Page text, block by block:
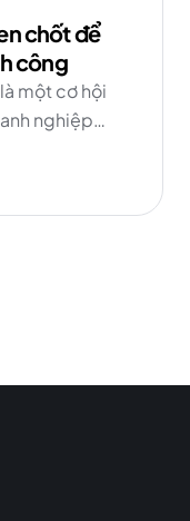
chốt để
công
một cơ hội
nghiệp